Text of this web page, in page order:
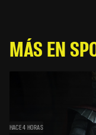
MÁS EN
HACE 4 HORAS